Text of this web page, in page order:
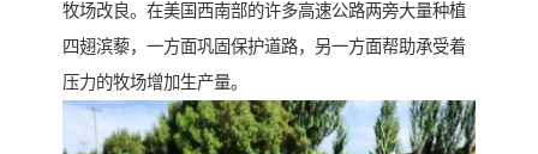
牧场改良。在美国西南部的许多高速公路两旁大量种植
四翅滨藜，一方面巩固保护道路，另一方面帮助承受着
压力的牧场增加生产量。